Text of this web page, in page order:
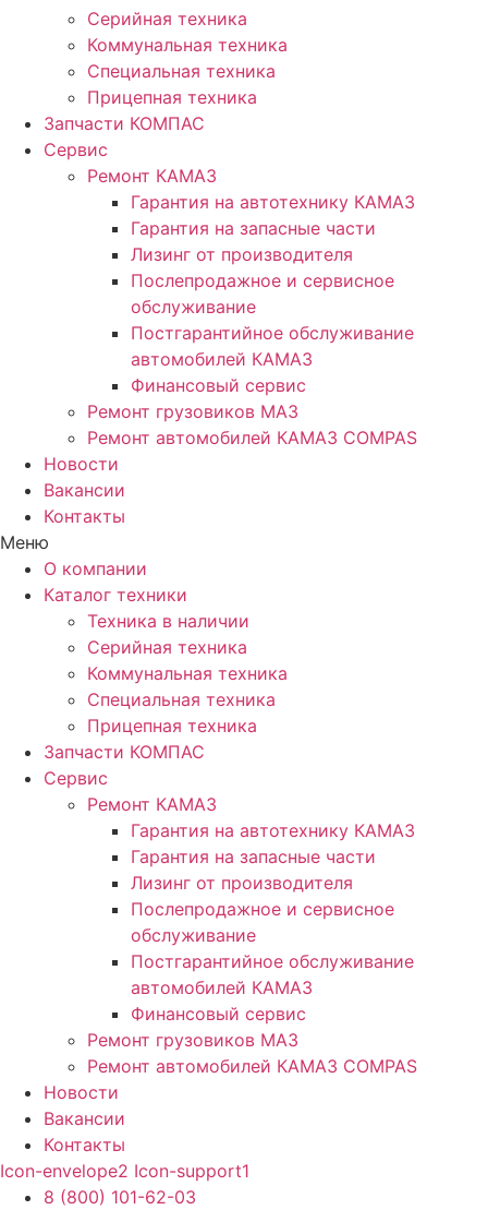
Серийная техника
Коммунальная техника
Специальная техника
Прицепная техника
Запчасти КОМПАС
Сервис
Ремонт КАМАЗ
Гарантия на автотехнику КАМАЗ
Гарантия на запасные части
Лизинг от производителя
Послепродажное и сервисное
обслуживание
Постгарантийное обслуживание
автомобилей КАМАЗ
Финансовый сервис
Ремонт грузовиков МАЗ
Ремонт автомобилей КАМАЗ COMPAS
Новости
Вакансии
Контакты
Меню
О компании
Каталог техники
Техника в наличии
Серийная техника
Коммунальная техника
Специальная техника
Прицепная техника
Запчасти КОМПАС
Сервис
Ремонт КАМАЗ
Гарантия на автотехнику КАМАЗ
Гарантия на запасные части
Лизинг от производителя
Послепродажное и сервисное
обслуживание
Постгарантийное обслуживание
автомобилей КАМАЗ
Финансовый сервис
Ремонт грузовиков МАЗ
Ремонт автомобилей КАМАЗ COMPAS
Новости
Вакансии
Контакты
Icon-envelope2 Icon-support1
8 (800) 101-62-03